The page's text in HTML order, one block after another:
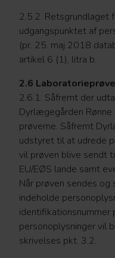
2.5.2. Retsgrundlaget
udgangspunktet af
(pr. 25. maj 2018
artikel 6 (1), litra b.
2.6
2.6.1. Såfremt der
Dyrlægegården
prøverne. Såfremt
udstyret til at udrede
vil prøven blive sendt
EU/EØS lande samt
Når prøven sendes og
indeholde
identifikationsnummer
personoplysninger vil
skrivelses pkt. 3.2.